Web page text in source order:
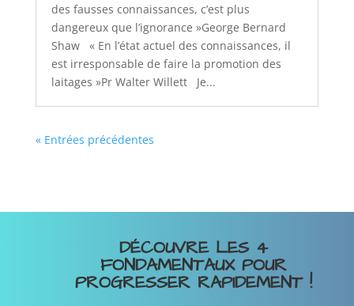
des fausses connaissances, c’est plus
dangereux que l’ignorance »George Bernard
Shaw « En l’état actuel des connaissances, il
est irresponsable de faire la promotion des
laitages »Pr Walter Willett Je...
« Entrées précédentes
DÉCOUVRE LES 4
FONDAMENTAUX POUR
PROGRESSER RAPIDEMENT !